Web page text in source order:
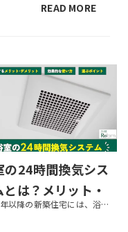
READ MORE
の24時間換気シス
とは？メリット・
リットや導入のポ2003年以降の新築住宅には、浴室の快適性を高める効果もある「24時間換気システム」の導入が義務化されています。リフォームやリノベーションを行う際に、24時間換気システムの入れ替えや新設を検討している方も多いでしょう。 ...